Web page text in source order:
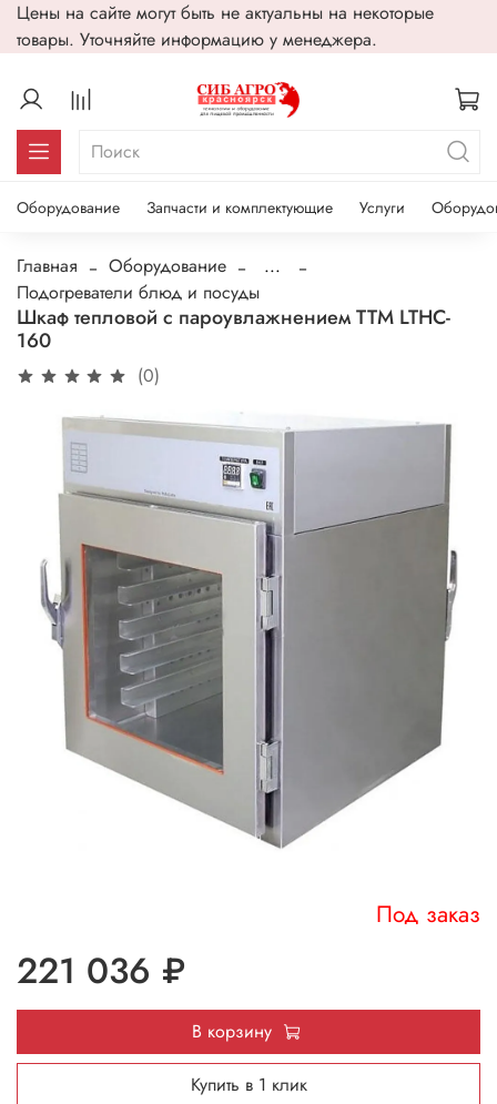
Цены на сайте могут быть не актуальны на некоторые
товары. Уточняйте информацию у менеджера.
Оборудование Запчасти и комплектующие Услуги
Главная Оборудование
...
Подогреватели блюд и посуды
Шкаф тепловой с пароувлажнением ТТМ LTHC-
160
(0)
Под заказ
221 036 ₽
В корзину
Купить в 1 клик